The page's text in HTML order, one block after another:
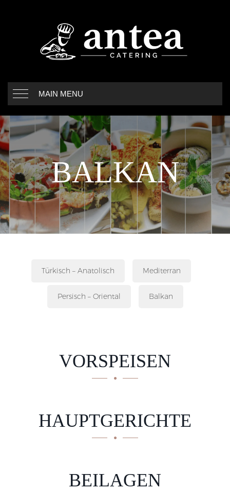
MAIN MENU
BALKAN
Türkisch – Anatolisch Mediterran
Persisch – Oriental Balkan
VORSPEISEN
HAUPTGERICHTE
BEILAGEN